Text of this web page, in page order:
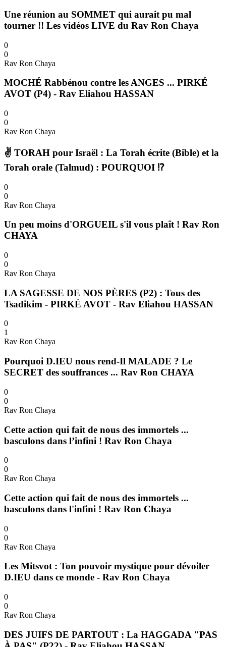
Une réunion au SOMMET qui aurait pu mal
tourner !! Les vidéos LIVE du Rav Ron Chaya
0
0
Rav Ron Chaya
MOCHÉ Rabbénou contre les ANGES ... PIRKÉ
AVOT (P4) - Rav Eliahou HASSAN
0
0
Rav Ron Chaya
✌️ TORAH pour Israël : La Torah écrite (Bible) et la
Torah orale (Talmud) : POURQUOI ⁉️
0
0
Rav Ron Chaya
Un peu moins d'ORGUEIL s'il vous plaît ! Rav Ron
CHAYA
0
0
Rav Ron Chaya
LA SAGESSE DE NOS PÈRES (P2) : Tous des
Tsadikim - PIRKÉ AVOT - Rav Eliahou HASSAN
0
1
Rav Ron Chaya
Pourquoi D.IEU nous rend-Il MALADE ? Le
SECRET des souffrances ... Rav Ron CHAYA
0
0
Rav Ron Chaya
Cette action qui fait de nous des immortels ...
basculons dans l’infini ! Rav Ron Chaya
0
0
Rav Ron Chaya
Cette action qui fait de nous des immortels ...
basculons dans l'infini ! Rav Ron Chaya
0
0
Rav Ron Chaya
Les Mitsvot : Ton pouvoir mystique pour dévoiler
D.IEU dans ce monde - Rav Ron Chaya
0
0
Rav Ron Chaya
DES JUIFS DE PARTOUT : La HAGGADA "PAS